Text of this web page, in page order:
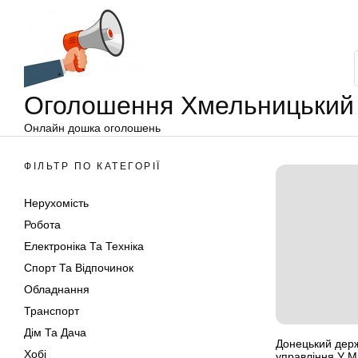
Оголошення Хмельницький
Онлайн дошка оголошень
ФІЛЬТР ПО КАТЕГОРІЇ
Нерухомість
Робота
Електроніка Та Техніка
Спорт Та Відпочинок
Обладнання
Транспорт
Дім Та Дача
Хобі
Донецький